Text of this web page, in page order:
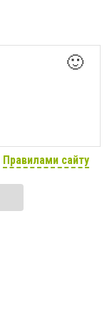
🙂
Правилами сайту